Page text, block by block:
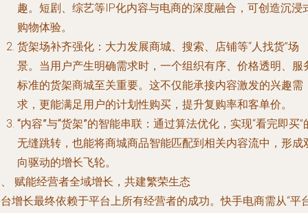
趣。短剧、综艺等IP化内容与电商的深度融合，可创造沉浸
购物体验。
货架场补齐强化 ：大力发展商城、搜索、店铺等“人找货”场
景。当用户产生明确需求时，一个组织有序、价格透明、服
标准的货架商城至关重要。这不仅能承接内容激发的兴趣需
求，更能满足用户的计划性购买，提升复购率和客单价。
“内容”与“货架”的智能串联 ：通过算法优化，实现“看完即买”
无缝跳转，也能将商城商品智能匹配到相关内容流中，形成
向驱动的增长飞轮。
赋能经营者全域增长，共建繁荣生态
增长最终依赖于平台上所有经营者的成功。快手电商需从“平